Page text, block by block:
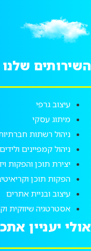
השירותים שלנו
עיצוב גרפי
מיתוג עסקי
ניהול רשתות
ניהול קמפיינים ולידים
יצירת תוכן והפקות
הפקות תוכן
עיצוב ובניית אתרים
אסטרטגיה שיווקית
אולי יעניין